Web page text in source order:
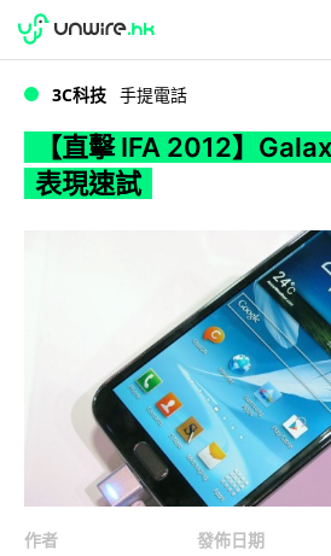
WWDC 2026
3C科技 手提電話
【直擊 IFA 2012】
表現速試
作者
發佈日期